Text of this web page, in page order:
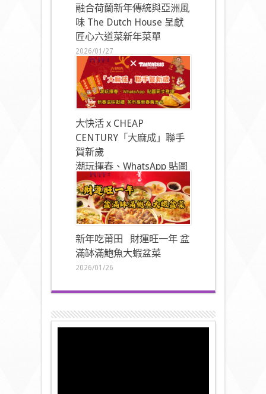
融合荷蘭新年傳統與亞洲風
味 The Dutch House 呈獻
匠心六道菜新年菜單
2026/01/27
大快活 x CHEAP
CENTURY「大麻成」聯手
賀新歲
潮玩揮春、WhatsApp 貼圖
同步登場
2026/01/27
新年吃莆田 財運旺一年 盆
滿缽滿鮑魚大蝦盆菜
2026/01/26